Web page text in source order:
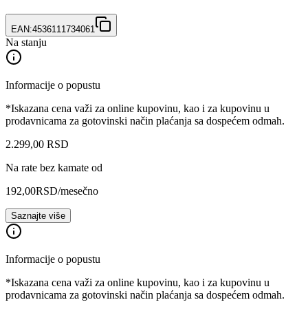
EAN:4536111734061
Na stanju
Informacije o popustu
*Iskazana cena važi za online kupovinu, kao i za kupovinu u
prodavnicama za gotovinski način plaćanja sa dospećem odmah.
2.299,00 RSD
Na rate bez kamate od
192,00RSD/mesečno
Saznajte više
Informacije o popustu
*Iskazana cena važi za online kupovinu, kao i za kupovinu u
prodavnicama za gotovinski način plaćanja sa dospećem odmah.